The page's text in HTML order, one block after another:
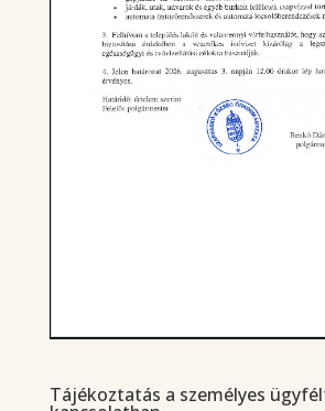
Tájékoztatás a személyes